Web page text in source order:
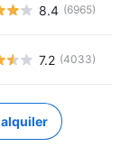
8.4 (6965)
7.2 (4033)